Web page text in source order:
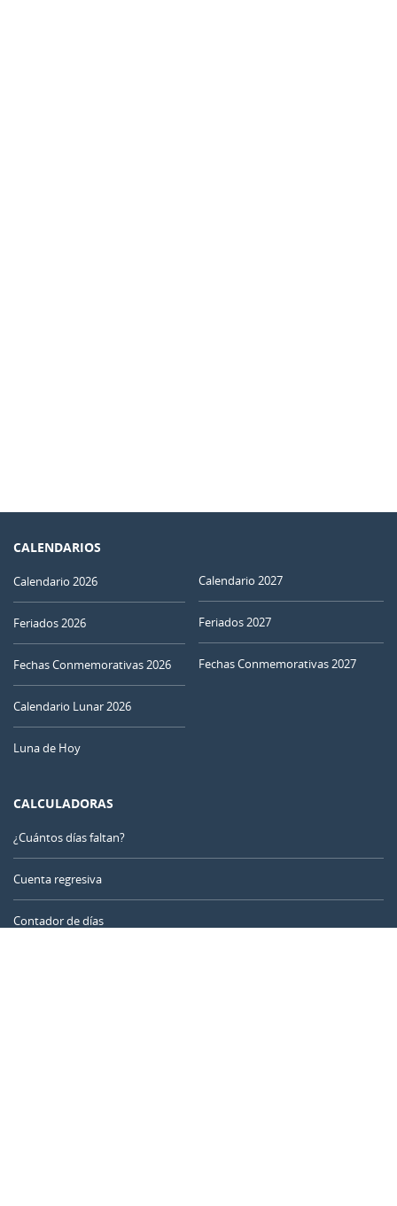
CALENDARIOS
Calendario 2026
Feriados 2026
Fechas Conmemorativas 2026
Calendario Lunar 2026
Luna de Hoy
Calendario 2027
Feriados 2027
Fechas Conmemorativas 2027
CALCULADORAS
¿Cuántos días faltan?
Cuenta regresiva
Contador de días